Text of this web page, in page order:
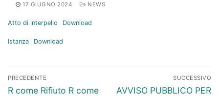
17 GIUGNO 2024 NEWS
Atto di interpello Download
Istanza Download
Navigazione
articoli
PRECEDENTE
Articolo
R come Rifiuto R come
SUCCESSIVO
Articolo
AVVISO PUBBLICO PER